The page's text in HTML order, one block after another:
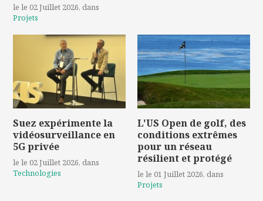
le le 02 Juillet 2026, dans
Projets
Suez expérimente la
vidéosurveillance en
5G privée
le le 02 Juillet 2026, dans
Technologies
L'US Open de golf, des
conditions extrêmes
pour un réseau
résilient et protégé
le le 01 Juillet 2026, dans
Projets